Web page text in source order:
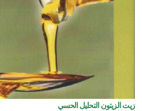
زيت الزيتون التحليل الحسي